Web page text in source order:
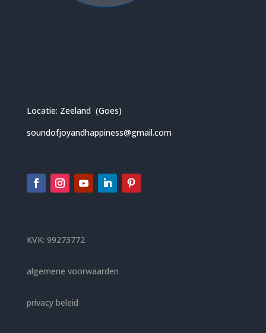
Locatie: Zeeland (Goes)
soundofjoyandhappiness@gmail.com
KVK: 99273772
algemene voorwaarden
privacy beleid